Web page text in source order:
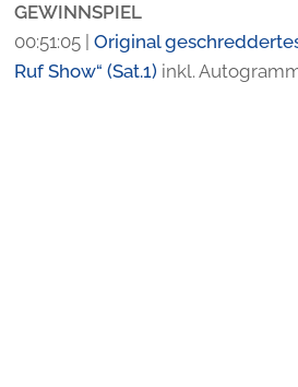
GEWINNSPIEL
00:51:05 |Original
Ruf Show“ (Sat.1) inkl.